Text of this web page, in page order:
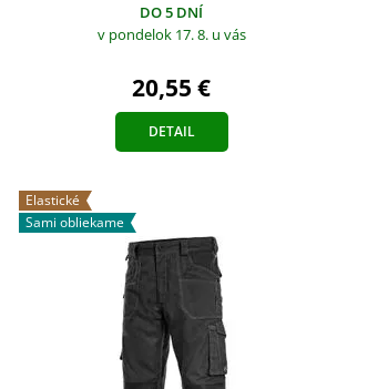
DO 5 DNÍ
v pondelok 17. 8. u vás
20,55 €
DETAIL
Elastické
Sami obliekame